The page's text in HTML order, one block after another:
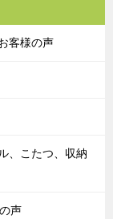
客様の声
、こたつ、収納
声